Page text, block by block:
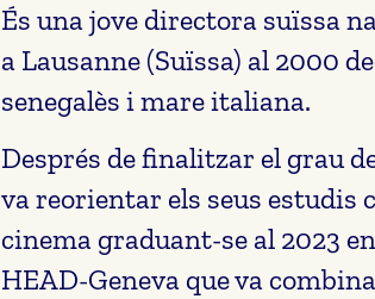
És una jove directora suïssa
a Lausanne (Suïssa) al 2000
senegalès i mare italiana.
Després de finalitzar el grau
va reorientar els seus estudis
cinema graduant-se al 2023
HEAD-Geneva que va